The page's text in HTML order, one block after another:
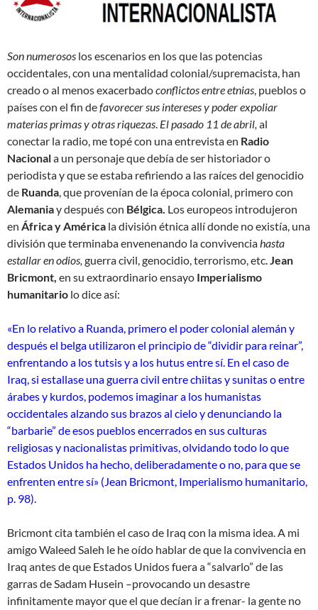
Son numerosos los escenarios en los que las potencias
occidentales, con una mentalidad colonial/supremacista, han
creado o al menos exacerbadoconflictos entre etnias, pueblos o
países con el fin defavorecer sus intereses y poder expoliar
materias primas y otras riquezas. El pasado 11 de abril, al
conectar la radio, me topé con una entrevista en Radio
Nacionala un personaje que debía de ser historiador o
periodista y que se estaba refiriendo a las raíces del genocidio
de Ruanda, que provenían de la época colonial, primero con
Alemaniay después con Bélgica. Los europeos introdujeron
en África y América la división étnica allí donde no existía, una
división que terminaba envenenando la convivenciahasta
estallar en odios, guerra civil, genocidio, terrorismo, etc.Jean
Bricmont, en su extraordinario ensayo Imperialismo
humanitario lo dice así:
«En lo relativo a Ruanda, primero el poder colonial alemán y
después el belga utilizaron el principio de “dividir para reinar”,
enfrentando a los tutsis y a los hutus entre sí. En el caso de
Iraq, si estallase una guerra civil entre chiitas y sunitas o entre
árabes y kurdos, podemos imaginar a los humanistas
occidentales alzando sus brazos al cielo y denunciando la
“barbarie” de esos pueblos encerrados en sus culturas
religiosas y nacionalistas primitivas, olvidando todo lo que
Estados Unidos ha hecho, deliberadamente o no, para que se
enfrenten entre sí» (Jean Bricmont, Imperialismo humanitario,
p. 98).
Bricmont cita también el caso de Iraq con la misma idea. A mi
amigo Waleed Saleh le he oído hablar de que la convivencia en
Iraq antes de que Estados Unidos fuera a “salvarlo” de las
garras de Sadam Husein –provocando un desastre
infinitamente mayor que el que decían ir a frenar- la gente no